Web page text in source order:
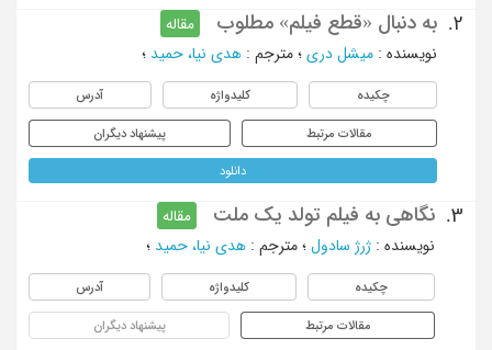
2. به دنبال «قطع فیلم» مطلوب
مقاله
نویسنده : میشل دری ؛ مترجم : هدی نیا، حمید ؛
چکیده کلیدواژه آدرس
مقالات مرتبط پیشنهاد دیگران
دانلود
3. نگاهی به فیلم تولد یک ملت
مقاله
نویسنده : ژرژ سادول ؛ مترجم : هدی نیا، حمید ؛
چکیده کلیدواژه آدرس
مقالات مرتبط پیشنهاد دیگران